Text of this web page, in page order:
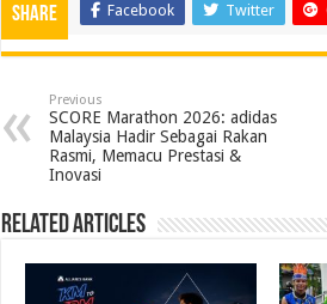
Share Facebook Twitter
Previous
SCORE Marathon 2026: adidas
Malaysia Hadir Sebagai Rakan
Rasmi, Memacu Prestasi &
Inovasi
Related Articles